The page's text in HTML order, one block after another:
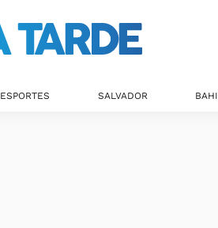
ESPORTES SALVADOR